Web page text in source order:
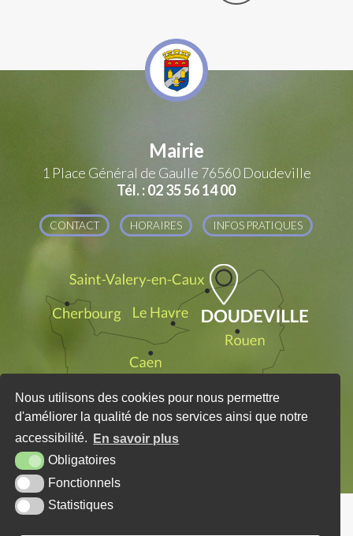
Nous utilisons des cookies pour nous permettre
d'améliorer la qualité de nos services ainsi que notre
accessibilité.
En savoir plus
Obligatoires
Fonctionnels
Statistiques
Mairie
1 Place Général de Gaulle 76560 Doudeville
Tél. : 02 35 56 14 00
CONTACT HORAIRES INFOS PRATIQUES